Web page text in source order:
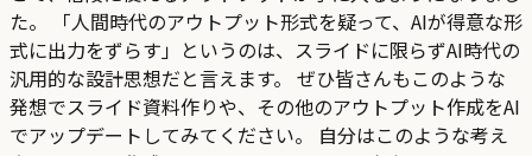
た。 「人間時代のアウトプット形式を疑って、AIが得意な形
式に出力をずらす」というのは、スライドに限らずAI時代の
汎用的な設計思想だと言えます。 ぜひ皆さんもこのような
発想でスライド資料作りや、その他のアウトプット作成をAI
でアップデートしてみてください。 自分はこのような考え